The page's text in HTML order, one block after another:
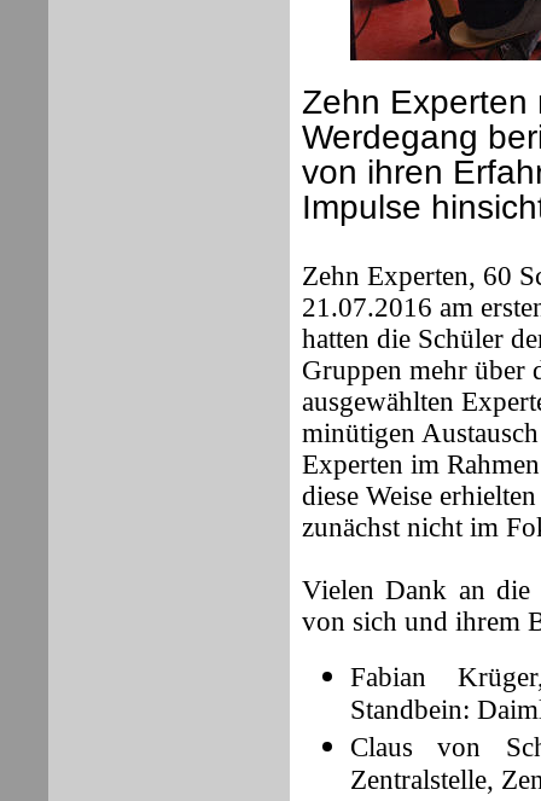
Zehn Experten
Werdegang
von ihren
Impulse
Zehn Experten, 60
21.07.2016 am
hatten die Schüler
Gruppen mehr über
ausgewählten
minütigen
Experten im
diese Weise
zunächst nicht im
Vielen Dank an die
von sich und ihrem
Fabian
Standbein:
Claus von
Zentralstelle,